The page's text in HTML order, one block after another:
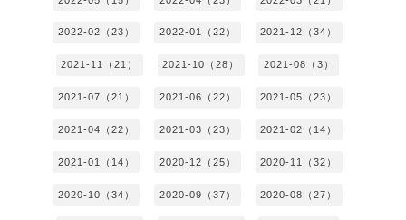
2022-02（23） 2022-01（22） 2021-12（34）
2021-11（21） 2021-10（28） 2021-08（3）
2021-07（21） 2021-06（22） 2021-05（23）
2021-04（22） 2021-03（23） 2021-02（14）
2021-01（14） 2020-12（25） 2020-11（32）
2020-10（34） 2020-09（37） 2020-08（27）